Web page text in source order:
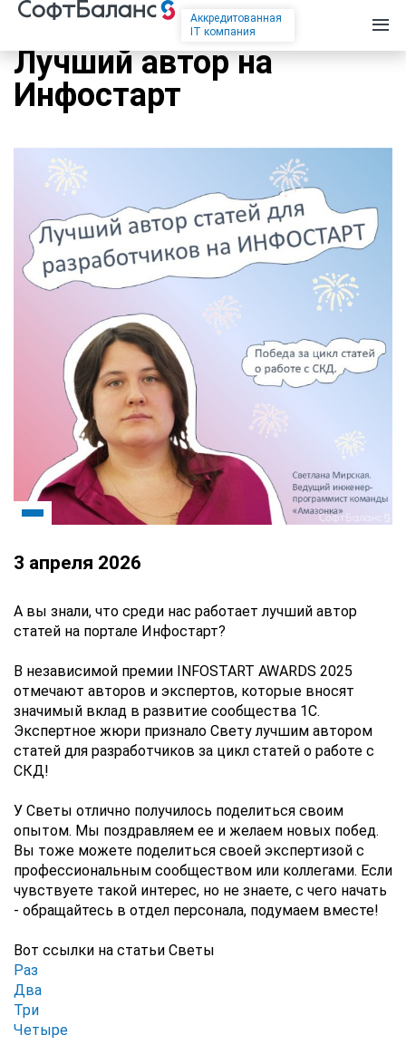
Аккредитованная
IT компания
Лучший автор на
Инфостарт
3 апреля 2026
А вы знали, что среди нас работает лучший автор
статей на портале Инфостарт?
В независимой премии INFOSTART AWARDS 2025
отмечают авторов и экспертов, которые вносят
значимый вклад в развитие сообщества 1С.
Экспертное жюри признало Свету лучшим автором
статей для разработчиков за цикл статей о работе с
СКД!
У Светы отлично получилось поделиться своим
опытом. Мы поздравляем ее и желаем новых побед.
Вы тоже можете поделиться своей экспертизой с
профессиональным сообществом или коллегами. Если
чувствуете такой интерес, но не знаете, с чего начать
- обращайтесь в отдел персонала, подумаем вместе!
Вот ссылки на статьи Светы
Раз
Два
Три
Четыре